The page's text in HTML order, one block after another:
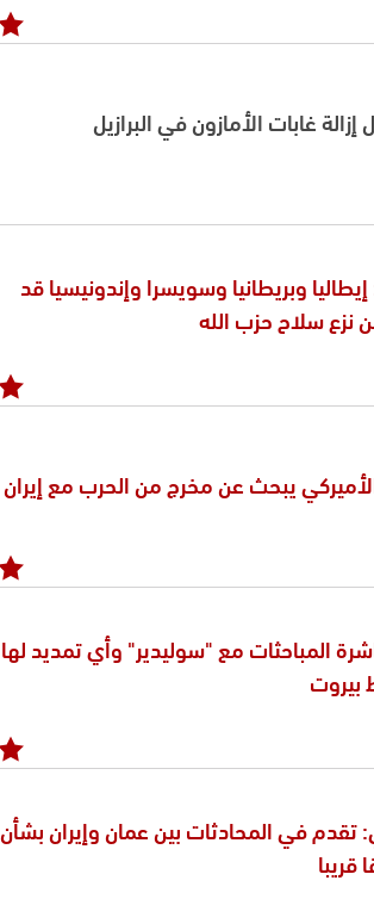
غابات الأمازون في البرازيل
وبريطانيا وسويسرا وإندونيسيا قد
نزع سلاح حزب الله
يبحث عن مخرج من الحرب مع إيران
المباحثات مع "سوليدير" وأي تمديد لها
بيروت
تقدم في المحادثات بين عمان وإيران بشأن